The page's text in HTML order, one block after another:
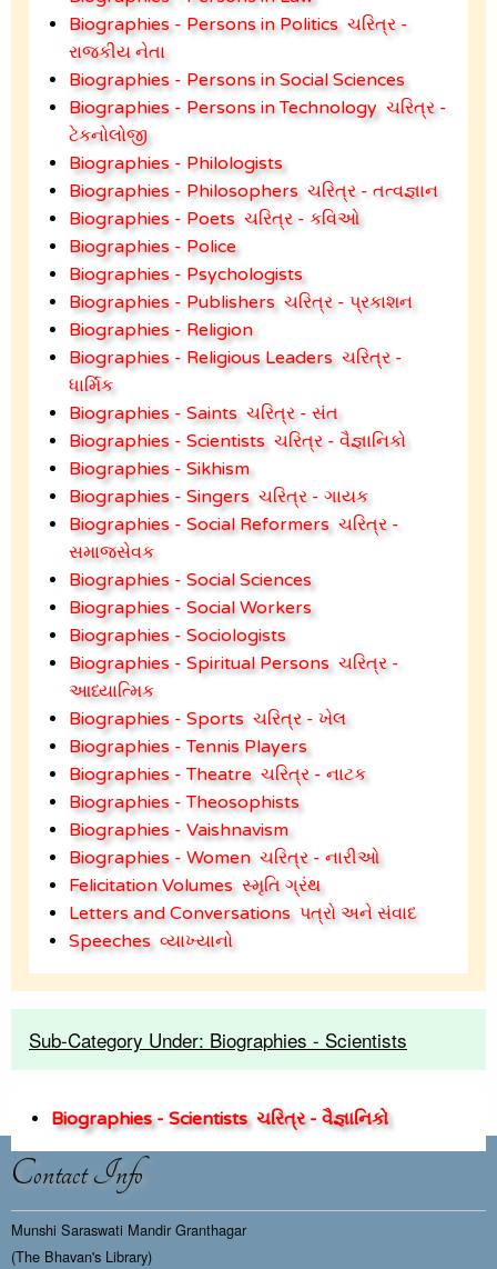
Biographies - Persons in Politics ચરિત્ર -
રાજકીય નેતા
Biographies - Persons in Social Sciences
Biographies - Persons in Technology ચરિત્ર -
ટેકનોલોજી
Biographies - Philologists
Biographies - Philosophers ચરિત્ર - તત્વજ્ઞાન
Biographies - Poets ચરિત્ર - કવિઓ
Biographies - Police
Biographies - Psychologists
Biographies - Publishers ચરિત્ર - પ્રકાશન
Biographies - Religion
Biographies - Religious Leaders ચરિત્ર -
ધાર્મિક
Biographies - Saints ચરિત્ર - સંત
Biographies - Scientists ચરિત્ર - વૈજ્ઞાનિકો
Biographies - Sikhism
Biographies - Singers ચરિત્ર - ગાયક
Biographies - Social Reformers ચરિત્ર -
સમાજસેવક
Biographies - Social Sciences
Biographies - Social Workers
Biographies - Sociologists
Biographies - Spiritual Persons ચરિત્ર -
આધ્યાત્મિક
Biographies - Sports ચરિત્ર - ખેલ
Biographies - Tennis Players
Biographies - Theatre ચરિત્ર - નાટક
Biographies - Theosophists
Biographies - Vaishnavism
Biographies - Women ચરિત્ર - નારીઓ
Felicitation Volumes સ્મૃતિ ગ્રંથ
Letters and Conversations પત્રો અને સંવાદ
Speeches વ્યાખ્યાનો
Sub-Category Under: Biographies - Scientists
Biographies - Scientists ચરિત્ર - વૈજ્ઞાનિકો
Contact Info
Munshi Saraswati Mandir Granthagar
(The Bhavan's Library)